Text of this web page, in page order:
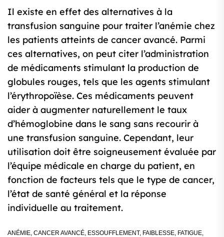
Il existe en effet des alternatives à la
transfusion sanguine pour traiter l’anémie chez
les patients atteints de cancer avancé. Parmi
ces alternatives, on peut citer l’administration
de médicaments stimulant la production de
globules rouges, tels que les agents stimulant
l’érythropoïèse. Ces médicaments peuvent
aider à augmenter naturellement le taux
d’hémoglobine dans le sang sans recourir à
une transfusion sanguine. Cependant, leur
utilisation doit être soigneusement évaluée par
l’équipe médicale en charge du patient, en
fonction de facteurs tels que le type de cancer,
l’état de santé général et la réponse
individuelle au traitement.
ANÉMIE, CANCER AVANCÉ, ESSOUFFLEMENT, FAIBLESSE, FATIGUE,